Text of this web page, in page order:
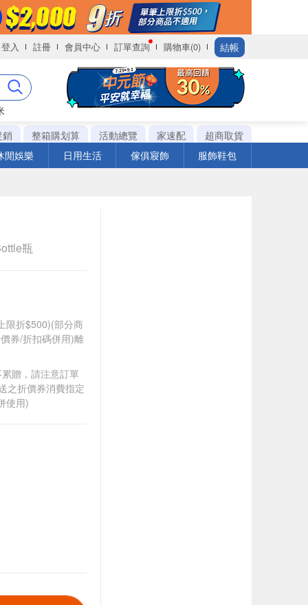
登入 註冊 會員中心 訂單查詢 購物車(0) 結帳
銷 整箱購划算 活動總覽 家速配
超商取貨
閒娛樂 日用生活 傢俱寢飾 服飾鞋包
瓶
限折$500)(部分商
券/折扣碼併用)離
贈，請注意訂單
之折價券消費指定
使用)